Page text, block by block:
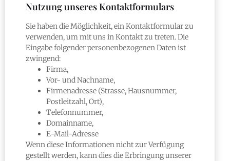
Nutzung unseres Kontaktformulars
Sie haben die Möglichkeit, ein Kontaktformular zu
verwenden, um mit uns in Kontakt zu treten. Die
Eingabe folgender personenbezogenen Daten ist
zwingend:
Firma,
Vor- und Nachname,
Firmenadresse (Strasse, Hausnummer,
Postleitzahl, Ort),
Telefonnummer,
Domainname,
E-Mail-Adresse
Wenn diese Informationen nicht zur Verfügung
gestellt werden, kann dies die Erbringung unserer